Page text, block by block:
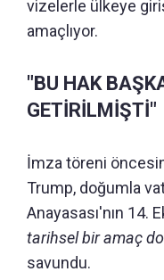
vizelerle ülkeye
amaçlıyor.
"BU HAK
GETİRİLMİŞTİ"
İmza töreni
Trump, doğumla
Anayasası'nın 14.
tarihsel bir amaç
savundu.